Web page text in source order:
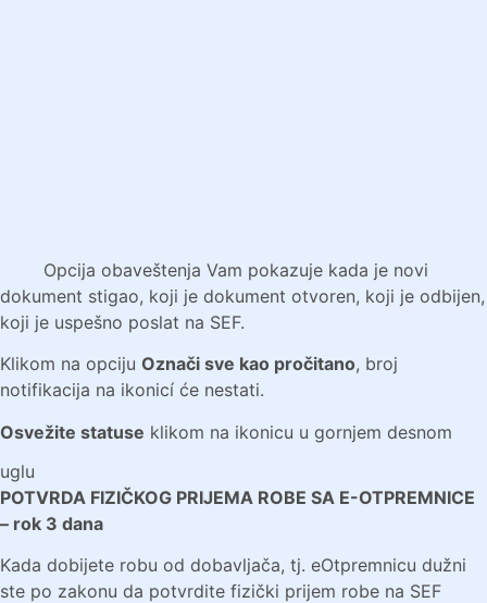
Opcija obaveštenja Vam pokazuje kada je novi
dokument stigao, koji je dokument otvoren, koji je odbijen,
koji je uspešno poslat na SEF.
Klikom na opciju Označi sve kao pročitano, broj
notifikacija na ikonicí će nestati.
Osvežite statuse klikom na ikonicu u gornjem desnom
uglu
POTVRDA FIZIČKOG PRIJEMA ROBE SA E-OTPREMNICE
– rok 3 dana
Kada dobijete robu od dobavljača, tj. eOtpremnicu dužni
ste po zakonu da potvrdite fizički prijem robe na SEF